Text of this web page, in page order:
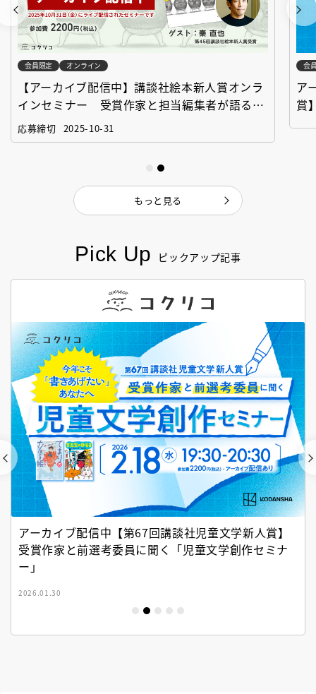
Pick Up ピックアップ記事
アーカイブ配信中【第67回講談社児童文学新人賞】
受賞作家と前選考委員に聞く「児童文学創作セミナ
ー」
2026.01.30
会員限定 オンライン
【アーカイブ配信中】講談社絵本新人賞オンラ
インセミナー 受賞作家と担当編集者が語る
「絵本創作実践講座」
応募締切 2025-10-31
会
ア
賞
もっと見る